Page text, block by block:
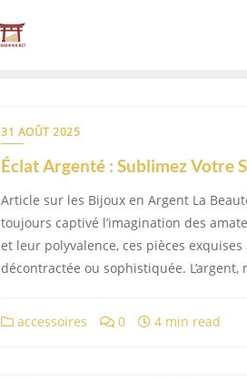
31 AOÛT 2025
Éclat Argenté : Sublimez Votre
Article sur les Bijoux en Argent La
toujours captivé l’imagination des
et leur polyvalence, ces pièces
décontractée ou sophistiquée.
accessoires 0 4 min read